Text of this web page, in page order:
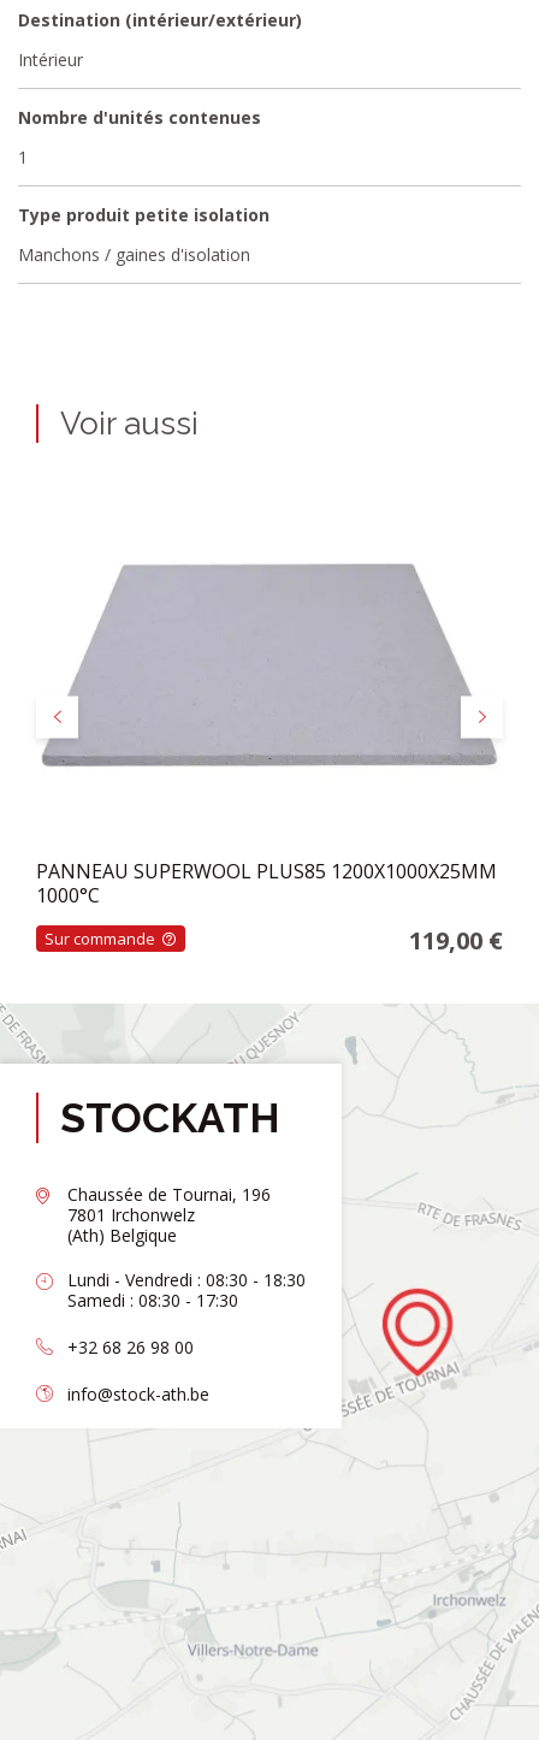
Destination (intérieur/extérieur)
Intérieur
Nombre d'unités contenues
1
Type produit petite isolation
Manchons / gaines d'isolation
Voir aussi
Précédent Suivant
PANNEAU SUPERWOOL PLUS85 1200X1000X25MM
1000°C
Sur commande 119,00 €
STOCKATH
Chaussée de Tournai, 196
7801 Irchonwelz
(Ath) Belgique
Lundi - Vendredi : 08:30 - 18:30
Samedi : 08:30 - 17:30
+32 68 26 98 00
info@stock-ath.be